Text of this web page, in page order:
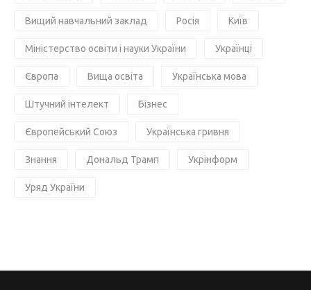
Вищий навчальний заклад Росія Київ
Міністерство освіти і науки України Українці
Європа Вища освіта Українська мова
Штучний інтелект Бізнес
Європейський Союз Українська гривня
Знання Дональд Трамп Укрінформ
Уряд України